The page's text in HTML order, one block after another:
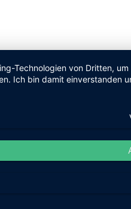
Technologien von Dritten,
Ich bin damit einverstanden